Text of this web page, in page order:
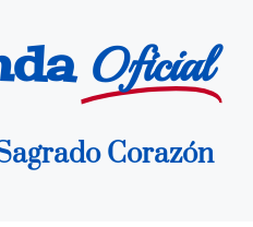
Oficial
Corazón